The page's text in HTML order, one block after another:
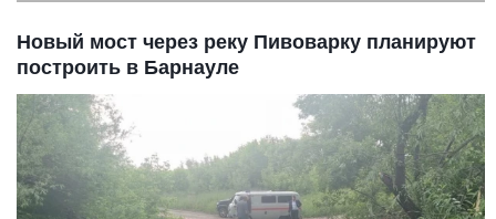
Новый мост через реку Пивоварку планируют
построить в Барнауле